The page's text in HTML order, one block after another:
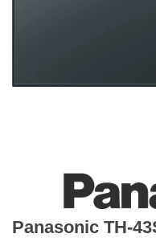
Panasonic TH-